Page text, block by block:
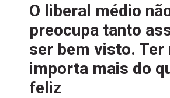
O liberal médio
preocupa tanto
ser bem visto. Ter
importa mais do
feliz